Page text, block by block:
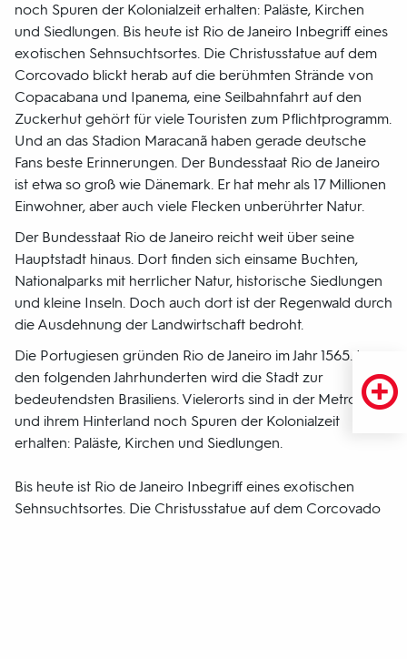
noch Spuren der Kolonialzeit erhalten: Paläste, Kirchen
und Siedlungen. Bis heute ist Rio de Janeiro Inbegriff eines
exotischen Sehnsuchtsortes. Die Christusstatue auf dem
Corcovado blickt herab auf die berühmten Strände von
Copacabana und Ipanema, eine Seilbahnfahrt auf den
Zuckerhut gehört für viele Touristen zum Pflichtprogramm.
Und an das Stadion Maracanã haben gerade deutsche
Fans beste Erinnerungen. Der Bundesstaat Rio de Janeiro
ist etwa so groß wie Dänemark. Er hat mehr als 17 Millionen
Einwohner, aber auch viele Flecken unberührter Natur.
Der Bundesstaat Rio de Janeiro reicht weit über seine
Hauptstadt hinaus. Dort finden sich einsame Buchten,
Nationalparks mit herrlicher Natur, historische Siedlungen
und kleine Inseln. Doch auch dort ist der Regenwald durch
die Ausdehnung der Landwirtschaft bedroht.
Die Portugiesen gründen Rio de Janeiro im Jahr 1565. In
den folgenden Jahrhunderten wird die Stadt zur
bedeutendsten Brasiliens. Vielerorts sind in der Metropole
und ihrem Hinterland noch Spuren der Kolonialzeit
erhalten: Paläste, Kirchen und Siedlungen.
Bis heute ist Rio de Janeiro Inbegriff eines exotischen
Sehnsuchtsortes. Die Christusstatue auf dem Corcovado